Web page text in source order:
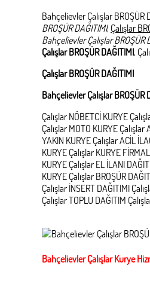
Bahçelievler Çalışlar BROŞÜR
BROŞÜR DAĞITIMI, Çalışlar
Bahçelievler Çalışlar BROŞÜR
Çalışlar BROŞÜR DAĞITIMI,
Çalışlar BROŞÜR DAĞITIMI
Bahçelievler Çalışlar BROŞÜR
Çalışlar NÖBETCİ KURYE
Çalışlar MOTO KURYE Çalışlar
YAKIN KURYE Çalışlar ACİL
KURYE Çalışlar KURYE
KURYE Çalışlar EL İLANI
KURYE Çalışlar BROŞÜR
Çalışlar İNSERT DAĞITIMI
Çalışlar TOPLU DAĞITIM
Bahçelievler Çalışlar Kurye